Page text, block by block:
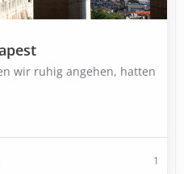
wir ruhig angehen, hatten
1